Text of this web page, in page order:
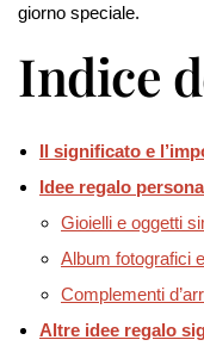
giorno speciale.
Indice
Il significato e
Idee regalo
Gioielli e oggetti
Album fotografici
Complementi
Altre idee regalo